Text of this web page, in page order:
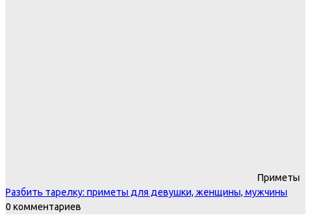
Приметы
Разбить тарелку: приметы для девушки, женщины, мужчины
0 комментариев